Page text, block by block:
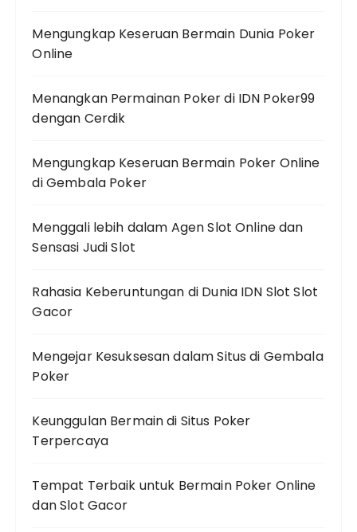
Mengungkap Keseruan Bermain Dunia Poker
Online
Menangkan Permainan Poker di IDN Poker99
dengan Cerdik
Mengungkap Keseruan Bermain Poker Online
di Gembala Poker
Menggali lebih dalam Agen Slot Online dan
Sensasi Judi Slot
Rahasia Keberuntungan di Dunia IDN Slot Slot
Gacor
Mengejar Kesuksesan dalam Situs di Gembala
Poker
Keunggulan Bermain di Situs Poker
Terpercaya
Tempat Terbaik untuk Bermain Poker Online
dan Slot Gacor